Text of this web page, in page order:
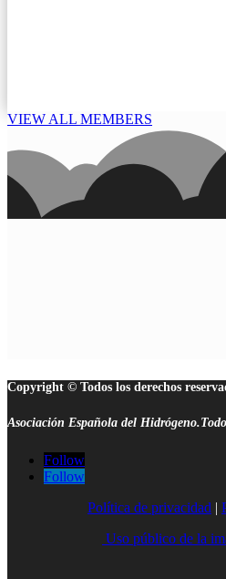
VIEW ALL MEMBERS
Copyright © Todos los derechos
Asociación Española del
Follow
Follow
Política de privacidad |
Uso público de la